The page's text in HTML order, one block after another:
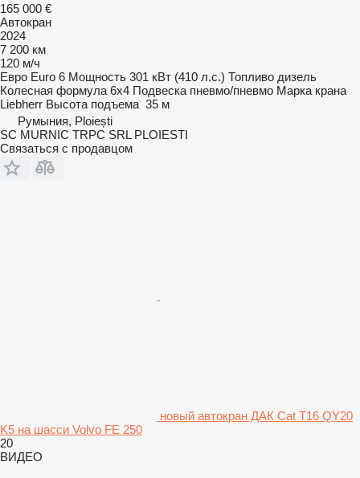
165 000 €
Автокран
2024
7 200 км
120 м/ч
Евро Euro 6 Мощность 301 кВт (410 л.с.) Топливо дизель
Колесная формула 6x4 Подвеска пневмо/пневмо Марка крана
Liebherr Высота подъема 35 м
Румыния, Ploiești
SC MURNIC TRPC SRL PLOIESTI
Связаться с продавцом
новый автокран ДАК Cat T16 QY20
K5 на шасси Volvo FE 250
20
ВИДЕО